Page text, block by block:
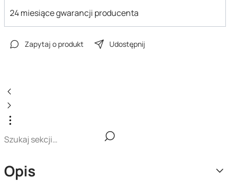
24 miesiące gwarancji producenta
Zapytaj o produkt Udostępnij
Opis